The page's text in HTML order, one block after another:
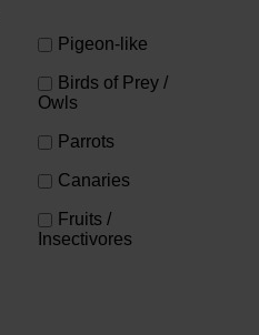
Pigeon-like
Birds of Prey /
Owls
Parrots
Canaries
Fruits /
Insectivores